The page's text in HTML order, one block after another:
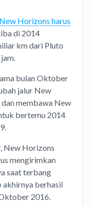
Horizons harus
di 2014
km dari Pluto
bulan Oktober
jalur New
membawa New
bertemu 2014
New Horizons
mengirimkan
saat terbang
akhirnya berhasil
2016.